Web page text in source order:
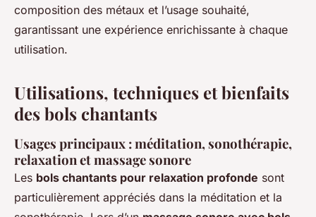
composition des métaux et l’usage souhaité,
garantissant une expérience enrichissante à chaque
utilisation.
Utilisations, techniques et bienfaits
des bols chantants
Usages principaux : méditation, sonothérapie,
relaxation et massage sonore
Les bols chantants pour relaxation profonde sont
particulièrement appréciés dans la méditation et la